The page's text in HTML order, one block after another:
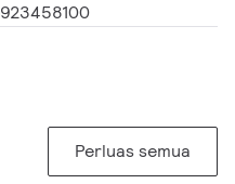
Perluas semua